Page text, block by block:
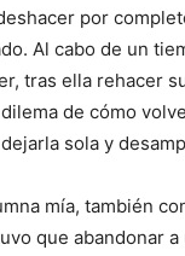
por
Al cabo de un
tras ella rehacer
de cómo
sola y
mía, también
que abandonar